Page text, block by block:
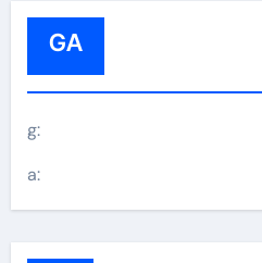
GA
g:
a: